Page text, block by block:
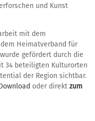
und Kunst
mit dem
Heimatverband für
wurde gefördert durch die
34 beteiligten Kulturorten
der Region sichtbar.
oder direkt zum